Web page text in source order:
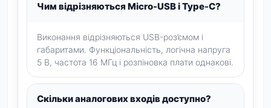
Чим відрізняються Micro-USB і Type-C?
Виконання відрізняються USB-роз’ємом і
габаритами. Функціональність, логічна напруга
5 В, частота 16 МГц і розпіновка плати однакові.
Скільки аналогових входів доступно?